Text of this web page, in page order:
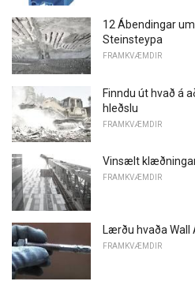
12 Ábendingar
Steinsteypa
FRAMKVÆMDIR
Finndu út hvað á
hleðslu
FRAMKVÆMDIR
Vinsælt
FRAMKVÆMDIR
Lærðu hvaða Wall
FRAMKVÆMDIR